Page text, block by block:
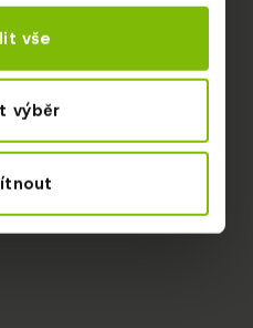
vše
výběr